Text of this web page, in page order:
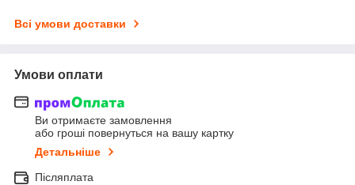
Всі умови доставки
Умови оплати
Ви отримаєте замовлення
або гроші повернуться на вашу картку
Детальніше
Післяплата